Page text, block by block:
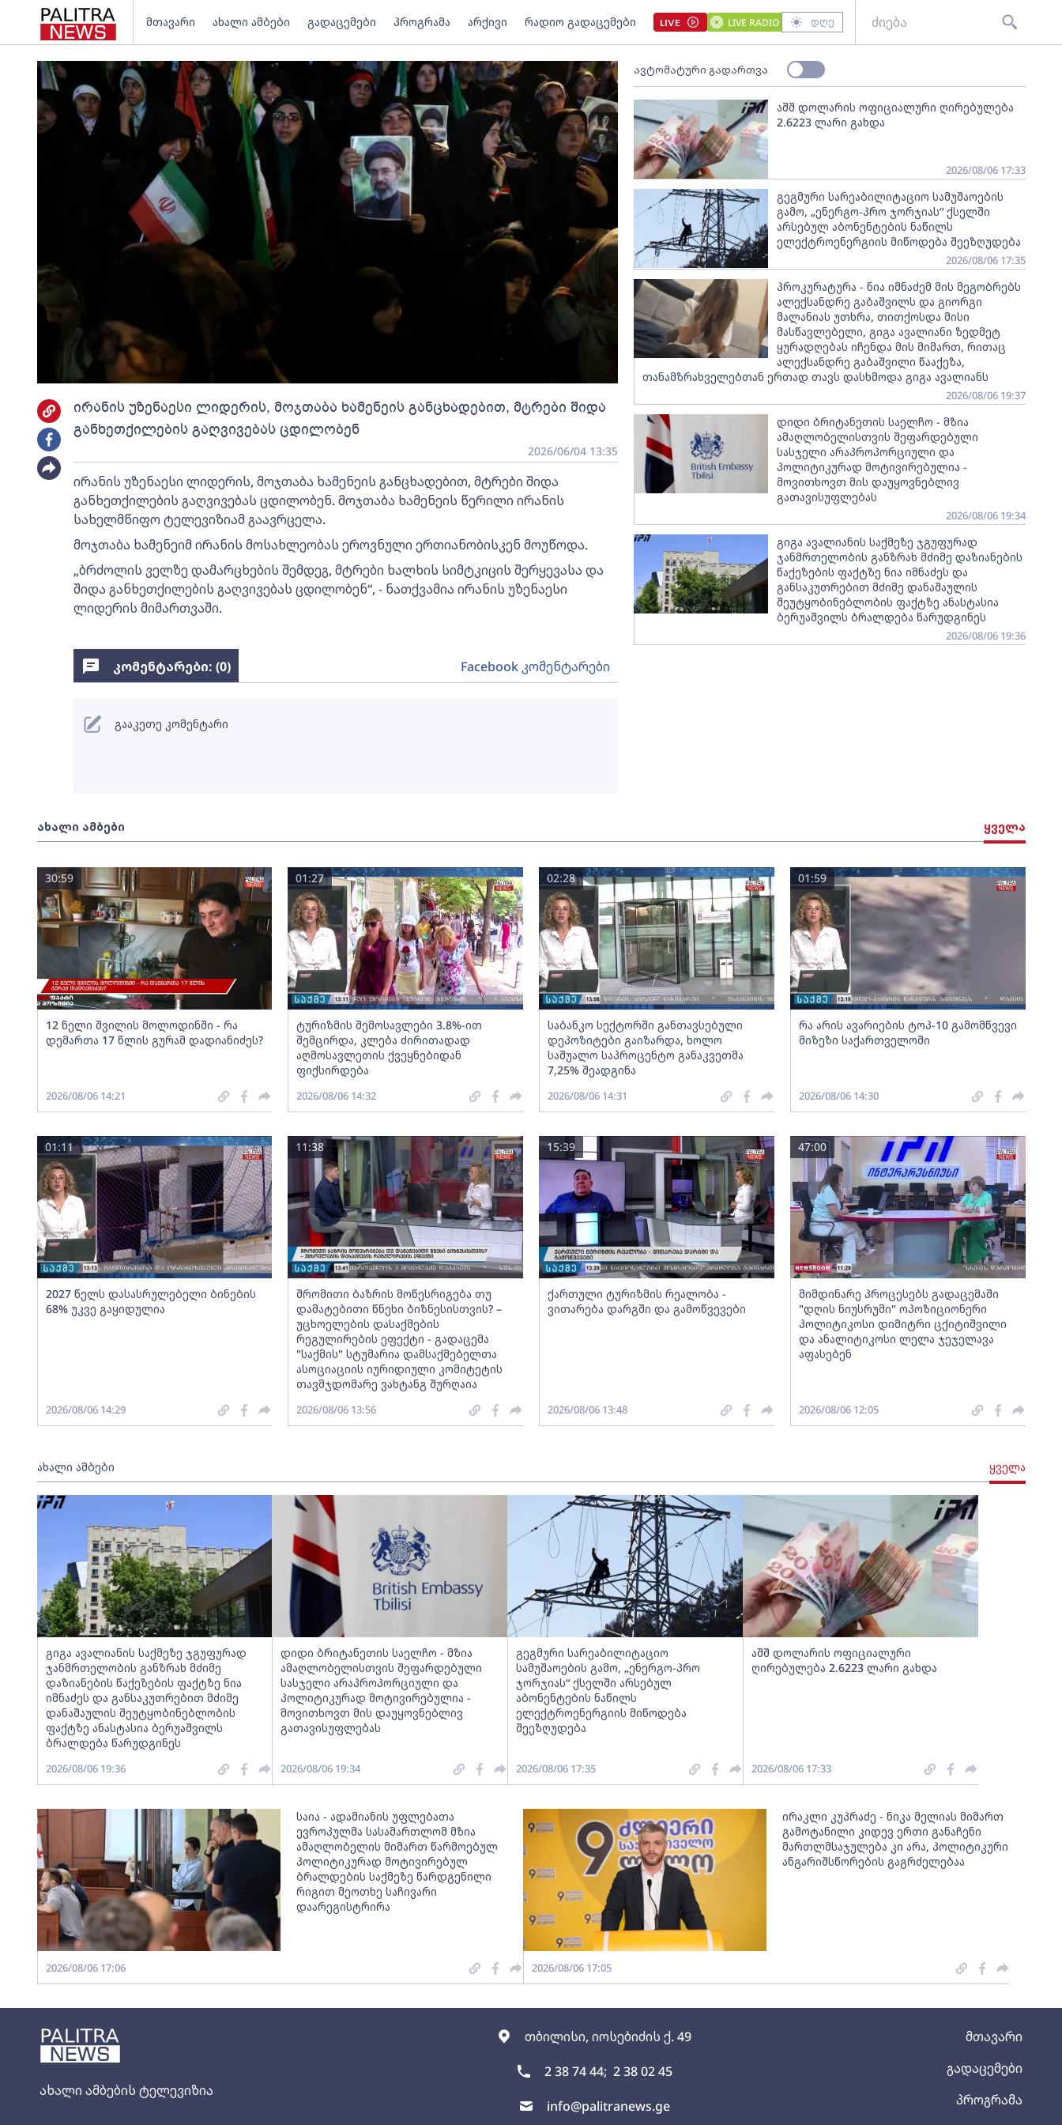
მთავარი ახალი ამბები გადაცემები პროგრამა არქივი რადიო გადაცემები LIVE LIVE RADIO დღე
ახალი ამბების ტელევიზია
თბილისი, იოსებიძის ქ. 49
2 38 74 44; 2 38 02 45
info@palitranews.ge
მთავარი
გადაცემები
პროგრამა
ირანის უზენაესი ლიდერის, მოჯთაბა ხამენეის განცხადებით, მტრები შიდა
განხეთქილების გაღვივებას ცდილობენ
2026/06/04 13:35
ირანის უზენაესი ლიდერის, მოჯთაბა ხამენეის განცხადებით, მტრები შიდა
განხეთქილების გაღვივებას ცდილობენ. მოჯთაბა ხამენეის წერილი ირანის
სახელმწიფო ტელევიზიამ გაავრცელა.
მოჯთაბა ხამენეიმ ირანის მოსახლეობას ეროვნული ერთიანობისკენ მოუწოდა.
„ბრძოლის ველზე დამარცხების შემდეგ, მტრები ხალხის სიმტკიცის შერყევასა და
შიდა განხეთქილების გაღვივებას ცდილობენ“, - ნათქვამია ირანის უზენაესი
ლიდერის მიმართვაში.
ავტომატური გადართვა
აშშ დოლარის ოფიციალური ღირებულება
2.6223 ლარი გახდა
2026/08/06 17:33
გეგმური სარეაბილიტაციო სამუშაოების
გამო, „ენერგო-პრო ჯორჯიას“ ქსელში
არსებულ აბონენტების ნაწილს
ელექტროენერგიის მიწოდება შეეზღუდება
2026/08/06 17:35
პროკურატურა - ნია იმნაძემ მის მეგობრებს
ალექსანდრე გაბაშვილს და გიორგი
მალანიას უთხრა, თითქოსდა მისი
მასწავლებელი, გიგა ავალიანი ზედმეტ
ყურადღებას იჩენდა მის მიმართ, რითაც
ალექსანდრე გაბაშვილი წააქეზა,
თანამზრახველებთან ერთად თავს დასხმოდა გიგა ავალიანს
2026/08/06 19:37
დიდი ბრიტანეთის საელჩო - მზია
ამაღლობელისთვის შეფარდებული
სასჯელი არაპროპორციული და
პოლიტიკურად მოტივირებულია -
მოვითხოვთ მის დაუყოვნებლივ
გათავისუფლებას
2026/08/06 19:34
გიგა ავალიანის საქმეზე ჯგუფურად
ჯანმრთელობის განზრახ მძიმე დაზიანების
წაქეზების ფაქტზე ნია იმნაძეს და
განსაკუთრებით მძიმე დანაშაულის
შეუტყობინებლობის ფაქტზე ანასტასია
ბერუაშვილს ბრალდება წარუდგინეს
2026/08/06 19:36
ახალი ამბები ყველა
12 წელი შვილის მოლოდინში - რა
დემართა 17 წლის გურამ დადიანიძეს?
30:59
2026/08/06 14:21
ტურიზმის შემოსავლები 3.8%-ით
შემცირდა, კლება ძირითადად
აღმოსავლეთის ქვეყნებიდან
ფიქსირდება
01:27
2026/08/06 14:32
საბანკო სექტორში განთავსებული
დეპოზიტები გაიზარდა, ხოლო
საშუალო საპროცენტო განაკვეთმა
7,25% შეადგინა
02:28
2026/08/06 14:31
რა არის ავარიების ტოპ-10 გამომწვევი
მიზეზი საქართველოში
01:59
2026/08/06 14:30
2027 წელს დასასრულებელი ბინების
68% უკვე გაყიდულია
01:11
2026/08/06 14:29
შრომითი ბაზრის მოწესრიგება თუ
დამატებითი წნეხი ბიზნესისთვის? –
უცხოელების დასაქმების
რეგულირების ეფექტი - გადაცემა
"საქმის" სტუმარია დამსაქმებელთა
ასოციაციის იურიდიული კომიტეტის
თავმჯდომარე ვახტანგ შურღაია
11:38
2026/08/06 13:56
ქართული ტურიზმის რეალობა -
ვითარება დარგში და გამოწვევები
15:39
2026/08/06 13:48
მიმდინარე პროცესებს გადაცემაში
"დღის ნიუსრუმი" ოპოზიციონერი
პოლიტიკოსი დიმიტრი ცქიტიშვილი
და ანალიტიკოსი ლელა ჯეჯელავა
აფასებენ
47:00
2026/08/06 12:05
ახალი ამბები ყველა
გიგა ავალიანის საქმეზე ჯგუფურად
ჯანმრთელობის განზრახ მძიმე
დაზიანების წაქეზების ფაქტზე ნია
იმნაძეს და განსაკუთრებით მძიმე
დანაშაულის შეუტყობინებლობის
ფაქტზე ანასტასია ბერუაშვილს
ბრალდება წარუდგინეს
2026/08/06 19:36
დიდი ბრიტანეთის საელჩო - მზია
ამაღლობელისთვის შეფარდებული
სასჯელი არაპროპორციული და
პოლიტიკურად მოტივირებულია -
მოვითხოვთ მის დაუყოვნებლივ
გათავისუფლებას
2026/08/06 19:34
გეგმური სარეაბილიტაციო
სამუშაოების გამო, „ენერგო-პრო
ჯორჯიას“ ქსელში არსებულ
აბონენტების ნაწილს
ელექტროენერგიის მიწოდება
შეეზღუდება
2026/08/06 17:35
აშშ დოლარის ოფიციალური
ღირებულება 2.6223 ლარი გახდა
2026/08/06 17:33
საია - ადამიანის უფლებათა
ევროპულმა სასამართლომ მზია
ამაღლობელის მიმართ წარმოებულ
პოლიტიკურად მოტივირებულ
ბრალდების საქმეზე წარდგენილი
რიგით მეოთხე საჩივარი
დაარეგისტრირა
2026/08/06 17:06
ირაკლი კუპრაძე - ნიკა მელიას მიმართ
გამოტანილი კიდევ ერთი განაჩენი
მართლმსაჯულება კი არა, პოლიტიკური
ანგარიშსწორების გაგრძელებაა
2026/08/06 17:05
კომენტარები: (0) Facebook კომენტარები
გააკეთე კომენტარი